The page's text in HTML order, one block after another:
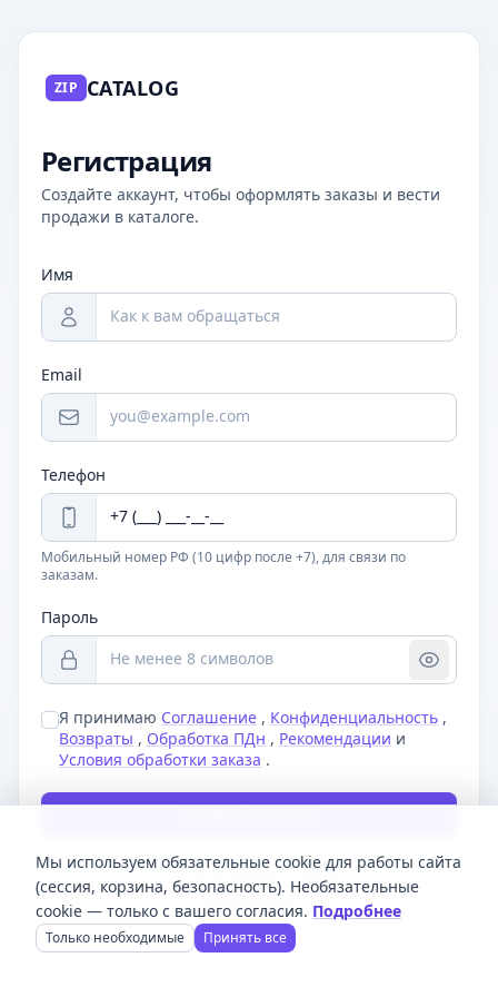
ZIP CATALOG
Регистрация
Создайте аккаунт, чтобы оформлять заказы и вести
продажи в каталоге.
Имя
Email
Телефон
Мобильный номер РФ (10 цифр после +7), для связи по
заказам.
Пароль
Я принимаю Соглашение , Конфиденциальность ,
Возвраты , Обработка ПДн , Рекомендации и
Условия обработки заказа .
Уже есть аккаунт?Войти
На главную
Мы используем обязательные cookie для работы сайта
(сессия, корзина, безопасность). Необязательные
cookie — только с вашего согласия. Подробнее
Только необходимые Принять все